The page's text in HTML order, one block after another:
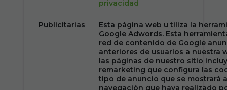
privacidad
Publicitarias
Esta página web u tiliza la
Google Adwords. Esta
red de contenido de Google
anteriores de usuarios a nuestra
las páginas de nuestro sitio
remarketing que configura las
tipo de anuncio que se mostrará
navegación que haya realizado